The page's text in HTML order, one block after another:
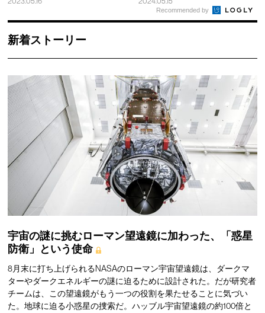
Recommended by
新着ストーリー
宇宙の謎に挑むローマン望遠鏡に加わった、「惑星
防衛」という使命
8月末に打ち上げられるNASAのローマン宇宙望遠鏡は、ダークマ
ターやダークエネルギーの謎に迫るために設計された。だが研究者
チームは、この望遠鏡がもう一つの役割を果たせることに気づい
た。地球に迫る小惑星の捜索だ。ハッブル宇宙望遠鏡の約100倍と